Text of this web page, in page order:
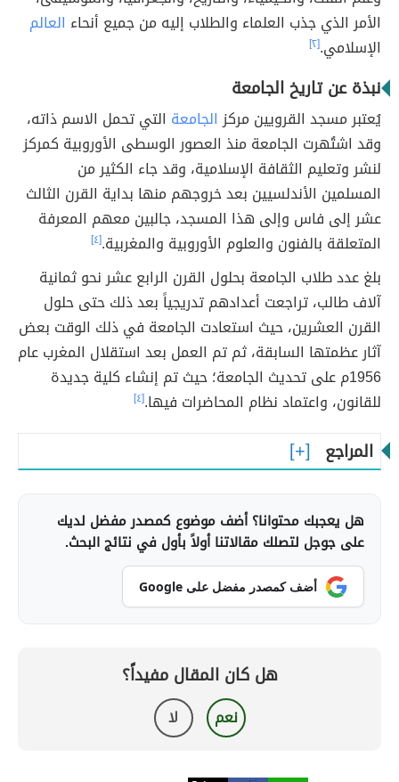
الأمر الذي جذب العلماء والطلاب إليه من جميع أنحاء العالم
الإسلامي.[٢]
نبذة عن تاريخ الجامعة
يُعتبر مسجد القرويين مركزالجامعة التي تحمل الاسم ذاته،
وقد اشتُهرت الجامعة منذ العصور الوسطى الأوروبية كمركز
لنشر وتعليم الثقافة الإسلامية، وقد جاء الكثير من
المسلمين الأندلسيين بعد خروجهم منها بداية القرن الثالث
عشر إلى فاس وإلى هذا المسجد، جالبين معهم المعرفة
المتعلقة بالفنون والعلوم الأوروبية والمغربية.[٤]
بلغ عدد طلاب الجامعة بحلول القرن الرابع عشر نحو ثمانية
آلاف طالب، تراجعت أعدادهم تدريجياً بعد ذلك حتى حلول
القرن العشرين، حيث استعادت الجامعة في ذلك الوقت بعض
آثار عظمتها السابقة، ثم تم العمل بعد استقلال المغرب عام
1956م على تحديث الجامعة؛ حيث تم إنشاء كلية جديدة
للقانون، واعتماد نظام المحاضرات فيها.[٤]
المراجع
هل يعجبك محتوانا؟ أضف موضوع كمصدر مفضل لديك
على جوجل لتصلك مقالاتنا أولاً بأول في نتائج البحث.
أضف كمصدر مفضل على Google
هل كان المقال مفيداً؟
نعم لا